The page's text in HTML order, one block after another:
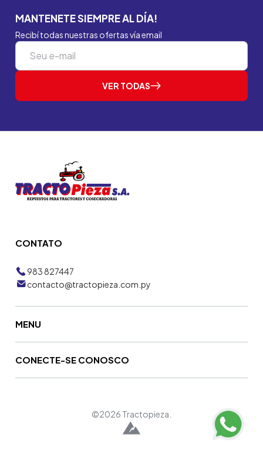
MANTENETE SIEMPRE AL DÍA!
Recibí todas nuestras ofertas vía email
VER TODAS
CONTATO
983 827447
contacto@tractopieza.com.py
MENU
CONECTE-SE CONOSCO
©2026 Tractopieza.